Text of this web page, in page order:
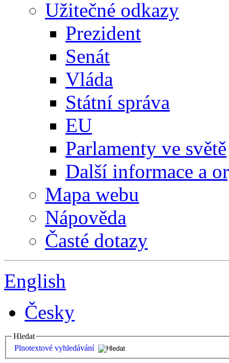
Užitečné odkazy
Prezident
Senát
Vláda
Státní správa
EU
Parlamenty ve světě
Další informace a
Mapa webu
Nápověda
Časté dotazy
English
Česky
Hledat
Plnotextové vyhledávání